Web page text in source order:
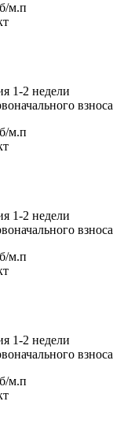
м.п
1-2 недели
взноса
м.п
1-2 недели
взноса
м.п
1-2 недели
взноса
м.п